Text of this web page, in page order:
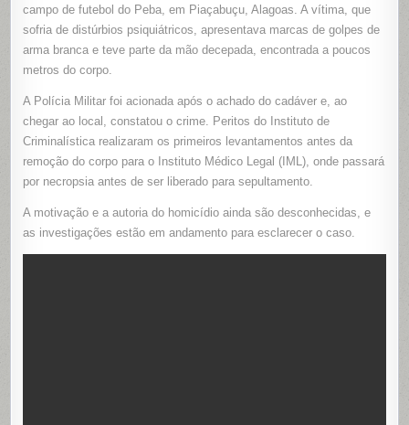
SINAIS
DE
VIOLÊNCIA
campo de futebol do Peba, em Piaçabuçu, Alagoas. A vítima, que
sofria de distúrbios psiquiátricos, apresentava marcas de golpes de
arma branca e teve parte da mão decepada, encontrada a poucos
metros do corpo.
A Polícia Militar foi acionada após o achado do cadáver e, ao
chegar ao local, constatou o crime. Peritos do Instituto de
Criminalística realizaram os primeiros levantamentos antes da
remoção do corpo para o Instituto Médico Legal (IML), onde passará
por necropsia antes de ser liberado para sepultamento.
A motivação e a autoria do homicídio ainda são desconhecidas, e
as investigações estão em andamento para esclarecer o caso.